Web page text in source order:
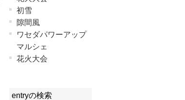
初雪
隙間風
ワセダパワーアップ
マルシェ
花火大会
entryの検索